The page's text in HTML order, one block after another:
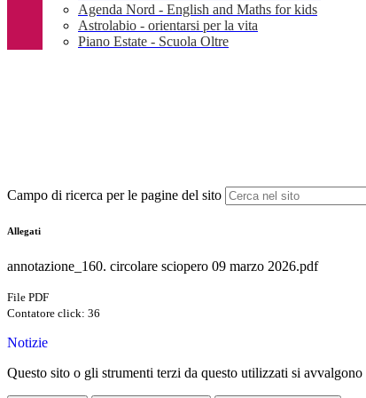
Agenda Nord - English and Maths for kids
Astrolabio - orientarsi per la vita
Piano Estate - Scuola Oltre
Campo di ricerca per le pagine del sito
Allegati
annotazione_160. circolare sciopero 09 marzo 2026.pdf
File PDF
Contatore click: 36
Notizie
Questo sito o gli strumenti terzi da questo utilizzati si